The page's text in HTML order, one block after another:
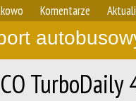
Komentarze